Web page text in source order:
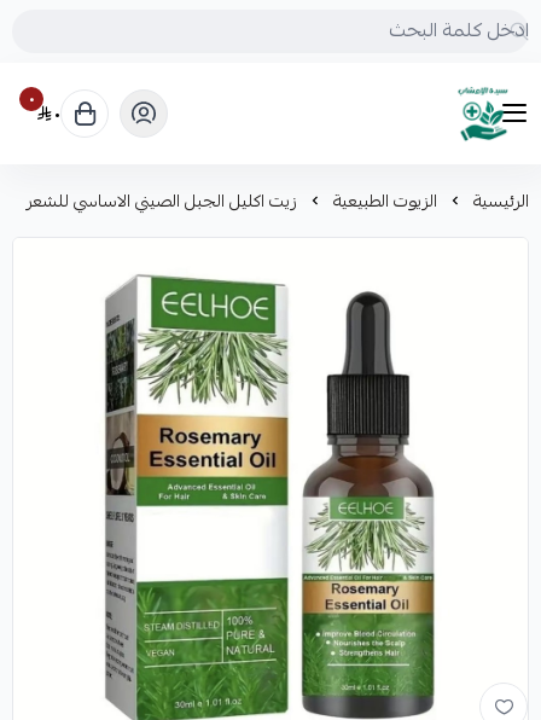
mrs.grasses
٠ ٠
الرئيسية الزيوت الطبيعية زيت اكليل الجبل الصيني الاساسي للشعر